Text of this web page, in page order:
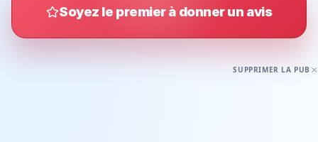
Soyez le premier à donner un avis
SUPPRIMER LA PUB